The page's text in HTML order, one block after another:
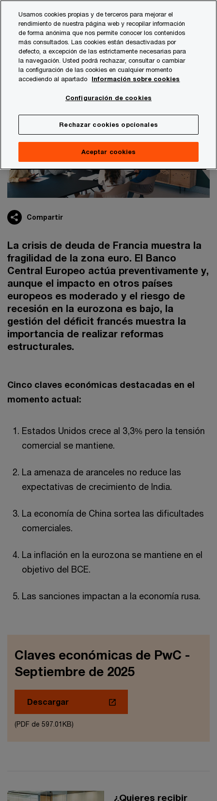
content
footer
Publicaciones
Septiembre de 2025
Claves económicas de PwC
Compartir
La crisis de deuda de Francia muestra la
fragilidad de la zona euro. El Banco
Central Europeo actúa preventivamente y,
aunque el impacto en otros países
europeos es moderado y el riesgo de
recesión en la eurozona es bajo, la
gestión del déficit francés muestra la
importancia de realizar reformas
estructurales.
Cinco claves económicas destacadas en el
momento actual:
Estados Unidos crece al 3,3% pero la tensión
comercial se mantiene.
La amenaza de aranceles no reduce las
expectativas de crecimiento de India.
La economía de China sortea las dificultades
comerciales.
La inflación en la eurozona se mantiene en el
objetivo del BCE.
Las sanciones impactan a la economía rusa.
Claves económicas de PwC -
Septiembre de 2025
Descargar
(PDF de 597.01KB)
¿Quieres recibir
Usamos cookies propias y de terceros para mejorar el
rendimiento de nuestra página web y recopilar información
de forma anónima que nos permite conocer los contenidos
más consultados. Las cookies están desactivadas por
defecto, a excepción de las estrictamente necesarias para
la navegación. Usted podrá rechazar, consultar o cambiar
la configuración de las cookies en cualquier momento
accediendo al apartado
Información sobre cookies
Configuración de cookies
Rechazar cookies opcionales
Aceptar cookies